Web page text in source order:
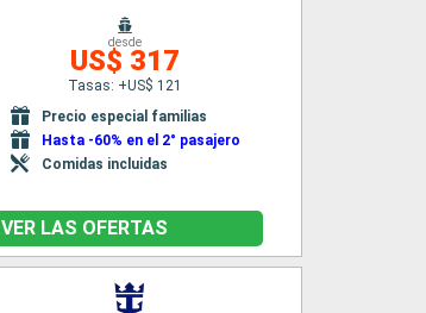
desde
US$ 317
Tasas: +US$ 121
Precio especial familias
Hasta -60% en el 2° pasajero
Comidas incluidas
VER LAS OFERTAS